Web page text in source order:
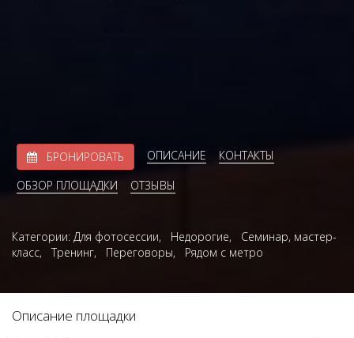
БРОНИРОВАТЬ ОПИСАНИЕ
КОНТАКТЫ
ОБЗОР ПЛОЩАДКИ
ОТЗЫВЫ
Категории: Для фотосессии, Недорогие, Семинар, мастер-
класс,Тренинг, Переговоры, Рядом с метро
Описание площадки